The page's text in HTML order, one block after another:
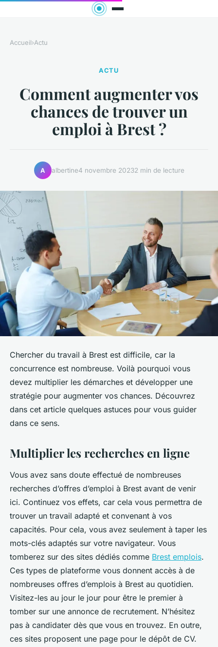
Accueil›Actu
ACTU
Comment augmenter vos
chances de trouver un
emploi à Brest ?
A albertine4 novembre 20232 min de lecture
Chercher du travail à Brest est difficile, car la
concurrence est nombreuse. Voilà pourquoi vous
devez multiplier les démarches et développer une
stratégie pour augmenter vos chances. Découvrez
dans cet article quelques astuces pour vous guider
dans ce sens.
Multiplier les recherches en ligne
Vous avez sans doute effectué de nombreuses
recherches d’offres d’emploi à Brest avant de venir
ici. Continuez vos effets, car cela vous permettra de
trouver un travail adapté et convenant à vos
capacités. Pour cela, vous avez seulement à taper les
mots-clés adaptés sur votre navigateur. Vous
tomberez sur des sites dédiés comme Brest emplois.
Ces types de plateforme vous donnent accès à de
nombreuses offres d’emplois à Brest au quotidien.
Visitez-les au jour le jour pour être le premier à
tomber sur une annonce de recrutement. N’hésitez
pas à candidater dès que vous en trouvez. En outre,
ces sites proposent une page pour le dépôt de CV.